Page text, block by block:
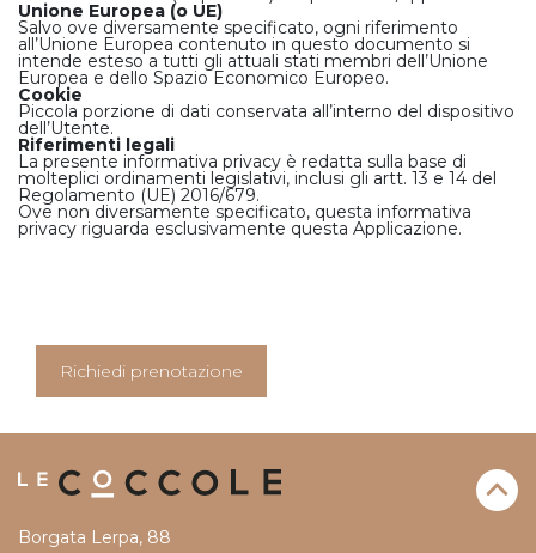
Unione Europea (o UE)
Salvo ove diversamente specificato, ogni riferimento
all’Unione Europea contenuto in questo documento si
intende esteso a tutti gli attuali stati membri dell’Unione
Europea e dello Spazio Economico Europeo.
Cookie
Piccola porzione di dati conservata all’interno del dispositivo
dell’Utente.
Riferimenti legali
La presente informativa privacy è redatta sulla base di
molteplici ordinamenti legislativi, inclusi gli artt. 13 e 14 del
Regolamento (UE) 2016/679.
Ove non diversamente specificato, questa informativa
privacy riguarda esclusivamente questa Applicazione.
Richiedi prenotazione
Borgata Lerpa, 88